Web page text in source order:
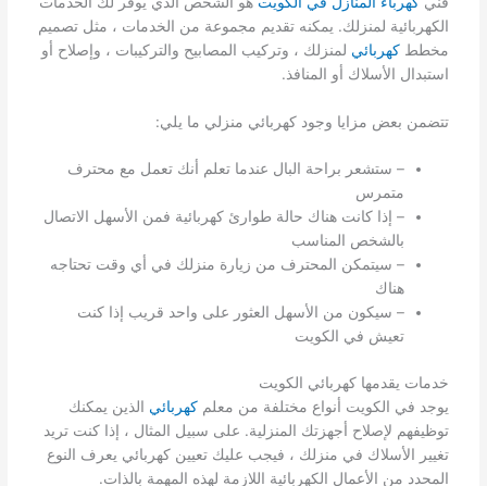
الكهربائية لمنزلك. يمكنه تقديم مجموعة من الخدمات ، مثل تصميم
مخطط كهربائي لمنزلك ، وتركيب المصابيح والتركيبات ، وإصلاح أو
استبدال الأسلاك أو المنافذ.
تتضمن بعض مزايا وجود كهربائي منزلي ما يلي:
– ستشعر براحة البال عندما تعلم أنك تعمل مع محترف
متمرس
– إذا كانت هناك حالة طوارئ كهربائية فمن الأسهل الاتصال
بالشخص المناسب
– سيتمكن المحترف من زيارة منزلك في أي وقت تحتاجه
هناك
– سيكون من الأسهل العثور على واحد قريب إذا كنت
تعيش في الكويت
خدمات يقدمها كهربائي الكويت
يوجد في الكويت أنواع مختلفة من معلم كهربائي الذين يمكنك
توظيفهم لإصلاح أجهزتك المنزلية. على سبيل المثال ، إذا كنت تريد
تغيير الأسلاك في منزلك ، فيجب عليك تعيين كهربائي يعرف النوع
المحدد من الأعمال الكهربائية اللازمة لهذه المهمة بالذات.